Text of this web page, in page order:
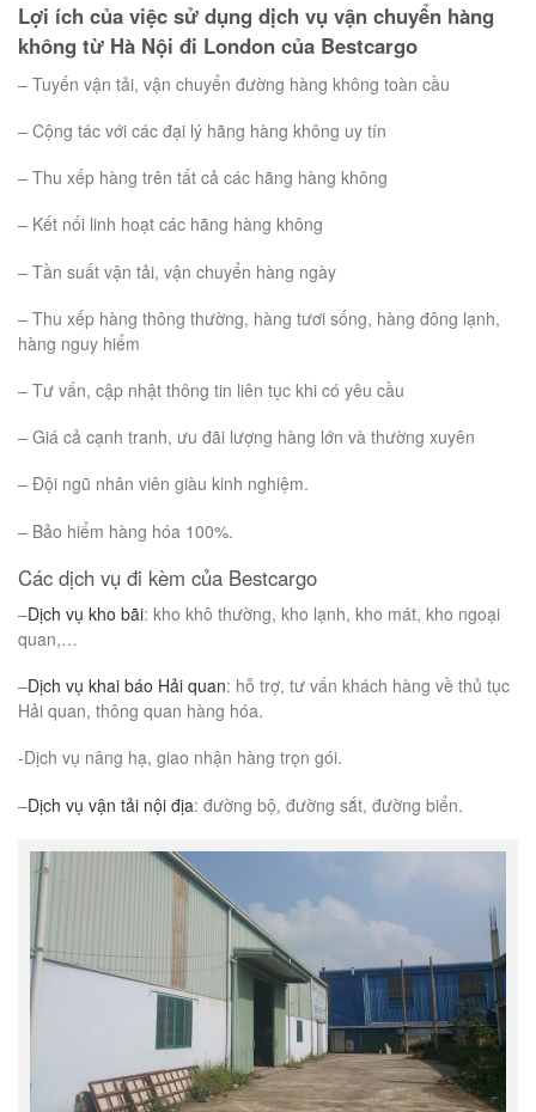
Lợi ích của việc sử dụng dịch vụ vận chuyển hàng
không từ Hà Nội đi London của Bestcargo
– Tuyến vận tải, vận chuyển đường hàng không toàn cầu
– Cộng tác với các đại lý hãng hàng không uy tín
– Thu xếp hàng trên tất cả các hãng hàng không
– Kết nối linh hoạt các hãng hàng không
– Tần suất vận tải, vận chuyển hàng ngày
– Thu xếp hàng thông thường, hàng tươi sống, hàng đông lạnh,
hàng nguy hiểm
– Tư vấn, cập nhật thông tin liên tục khi có yêu cầu
– Giá cả cạnh tranh, ưu đãi lượng hàng lớn và thường xuyên
– Đội ngũ nhân viên giàu kinh nghiệm.
– Bảo hiểm hàng hóa 100%.
Các dịch vụ đi kèm của Bestcargo
–Dịch vụ kho bãi: kho khô thường, kho lạnh, kho mát, kho ngoại
quan,…
–Dịch vụ khai báo Hải quan: hỗ trợ, tư vấn khách hàng về thủ tục
Hải quan, thông quan hàng hóa.
-Dịch vụ nâng hạ, giao nhận hàng trọn gói.
–Dịch vụ vận tải nội địa: đường bộ, đường sắt, đường biển.